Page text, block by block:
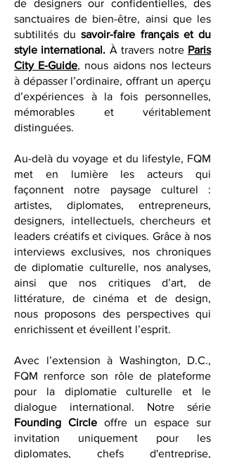
de créateurs, la mode et des boutiques
de designers our confidentielles, des
sanctuaires de bien-être, ainsi que les
subtilités dusavoir-faire français et du
style international.À travers notreParis
City E-Guide, nous aidons nos lecteurs
à dépasser l’ordinaire, offrant un aperçu
d’expériences à la fois personnelles,
mémorables et véritablement
Au-delà du voyage et du lifestyle, FQM
met en lumière les acteurs qui
façonnent notre paysage culturel :
artistes, diplomates, entrepreneurs,
designers, intellectuels, chercheurs et
leaders créatifs et civiques. Grâce à nos
interviews exclusives, nos chroniques
de diplomatie culturelle, nos analyses,
ainsi que nos critiques d’art, de
littérature, de cinéma et de design,
nous proposons des perspectives qui
Avec l’extension à Washington, D.C.,
FQM renforce son rôle de plateforme
pour la diplomatie culturelle et le
dialogue international. Notre série
Founding Circleoffre un espace sur